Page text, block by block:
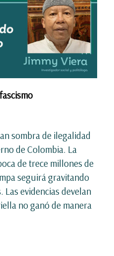
sombra de ilegalidad
de Colombia. La
de trece millones de
seguirá gravitando
evidencias develan
no ganó de manera